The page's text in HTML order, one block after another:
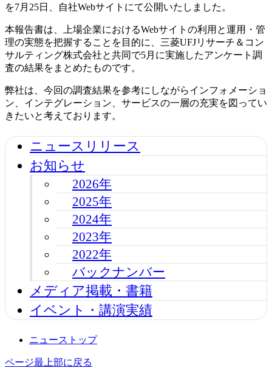
を7月25日、自社Webサイトにて公開いたしました。
本報告書は、上場企業におけるWebサイトの利用と運用・管
理の実態を把握することを目的に、三菱UFJリサーチ＆コン
サルティング株式会社と共同で5月に実施したアンケート調
査の結果をまとめたものです。
弊社は、今回の調査結果を参考にしながらインフォメーショ
ン、インテグレーション、サービスの一層の充実を図ってい
きたいと考えております。
ニュースリリース
お知らせ
2026年
2025年
2024年
2023年
2022年
バックナンバー
メディア掲載・書籍
イベント・講演実績
ニューストップ
ページ最上部に戻る